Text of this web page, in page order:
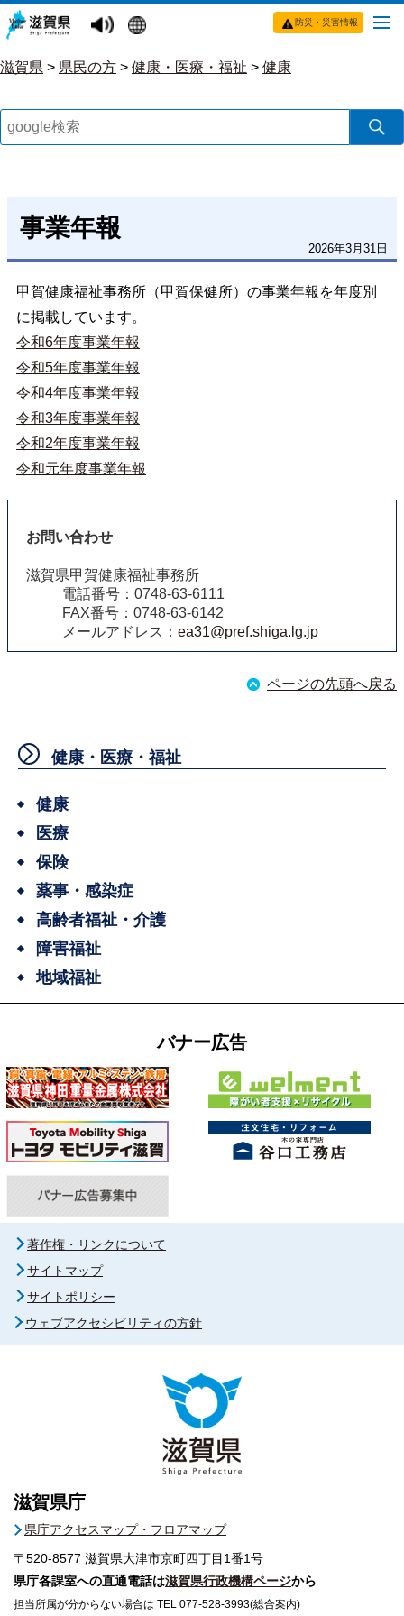
防災・災害情報
滋賀県 > 県民の方 > 健康・医療・福祉 > 健康
事業年報
2026年3月31日
甲賀健康福祉事務所（甲賀保健所）の事業年報を年度別
に掲載しています。
令和6年度事業年報
令和5年度事業年報
令和4年度事業年報
令和3年度事業年報
令和2年度事業年報
令和元年度事業年報
お問い合わせ
滋賀県甲賀健康福祉事務所
電話番号：0748-63-6111
FAX番号：0748-63-6142
メールアドレス： ea31@pref.shiga.lg.jp
ページの先頭へ戻る
健康・医療・福祉
健康
医療
保険
薬事・感染症
高齢者福祉・介護
障害福祉
地域福祉
バナー広告
著作権・リンクについて
サイトマップ
サイトポリシー
ウェブアクセシビリティの方針
滋賀県庁
県庁アクセスマップ・フロアマップ
〒520-8577 滋賀県大津市京町四丁目1番1号
県庁各課室への直通電話は滋賀県行政機構ページから
担当所属が分からない場合は TEL 077-528-3993(総合案内)